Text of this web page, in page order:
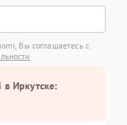
Вы соглашаетесь с
в Иркутске: